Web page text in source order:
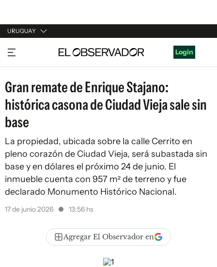
URUGUAY
URUGUAY
ARGENTINA
ESPAÑA
ESTADOS UNIDOS
Login
Gran remate de Enrique Stajano:
histórica casona de Ciudad Vieja sale sin
base
La propiedad, ubicada sobre la calle Cerrito en
pleno corazón de Ciudad Vieja, será subastada sin
base y en dólares el próximo 24 de junio. El
inmueble cuenta con 957 m² de terreno y fue
declarado Monumento Histórico Nacional.
17 de junio 2026 13:56 hs
Agregar El Observador en